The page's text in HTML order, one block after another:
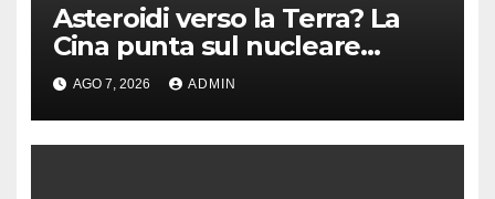
Asteroidi verso la Terra? La
Cina punta sul nucleare
sotterraneo, alla
Armageddon!
AGO 7, 2026 ADMIN